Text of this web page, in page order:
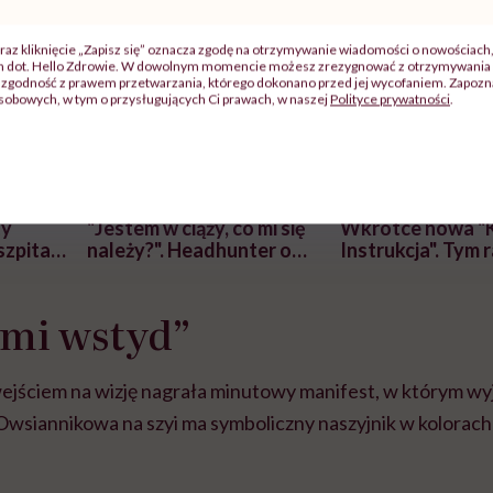
"Jestem w ciąży, co mi się
należy?". Headhunter o
Wkrótce nowa
Instrukcja". Tym
wstyd”
na wizję nagrała minutowy manifest, w którym
na szyi ma symboliczny naszyjnik w
kliknięcie „Zapisz się” oznacza zgodę na otrzymywanie wiadomości o
dot. Hello Zdrowie. W dowolnym momencie możesz zrezygnować z
zgodność z prawem przetwarzania, którego dokonano przed jej wycofaniem.
w tym o przysługujących Ci prawach, w naszejPolityce prywatności.